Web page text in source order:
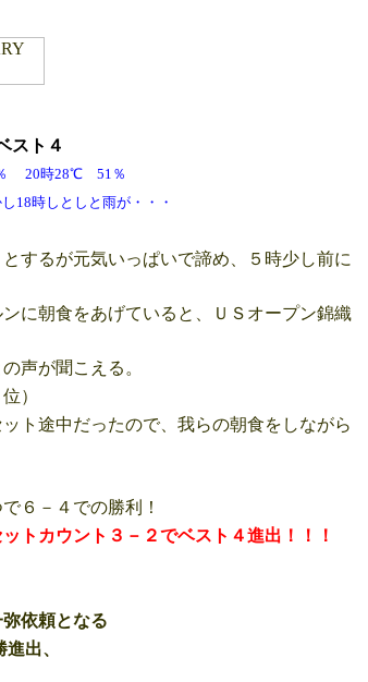
スト４
％ 20時28℃ 51％
しとしと雨が・・・
するが元気いっぱいで諦め、５時少し前に
に朝食をあげていると、ＵＳオープン錦織
声が聞こえる。
）
ト途中だったので、我らの朝食をしながら
６－４での勝利！
ウント３－２でベスト４進出！！！
依頼となる
出、